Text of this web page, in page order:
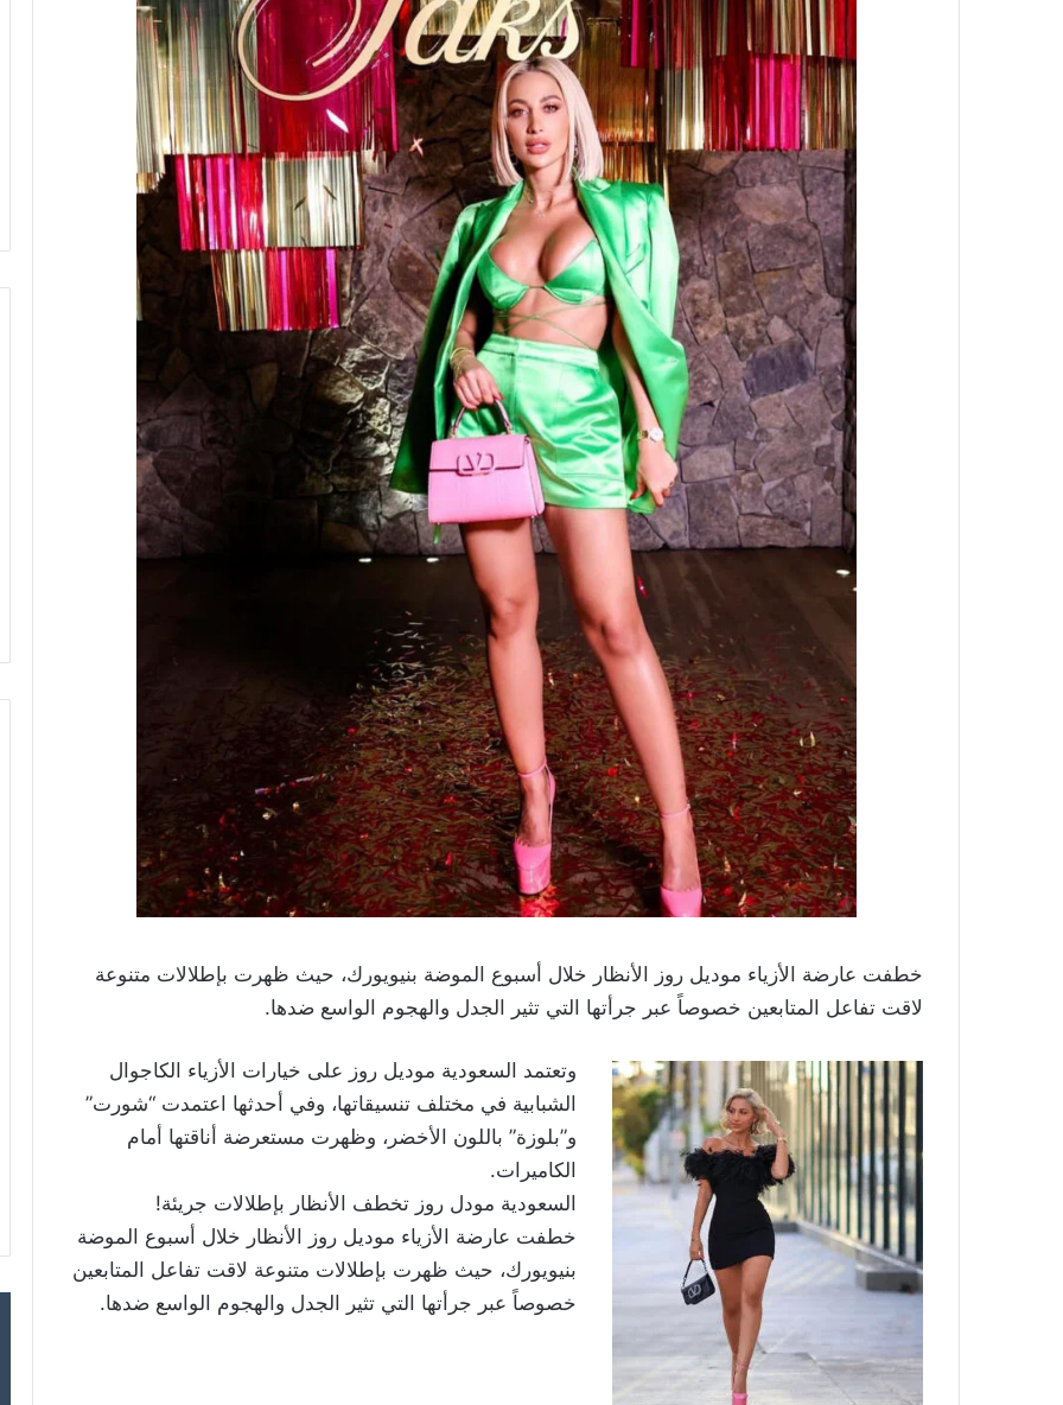
خطفت عارضة الأزياء موديل روز الأنظار خلال أسبوع الموضة بنيويورك، حيث ظهرت بإطلالات متنوعة
لاقت تفاعل المتابعين خصوصاً عبر جرأتها التي تثير الجدل والهجوم الواسع ضدها.
وتعتمد السعودية موديل روز على خيارات الأزياء الكاجوال
الشبابية في مختلف تنسيقاتها، وفي أحدثها اعتمدت “شورت”
و”بلوزة” باللون الأخضر، وظهرت مستعرضة أناقتها أمام
الكاميرات.
السعودية مودل روز تخطف الأنظار بإطلالات جريئة!
خطفت عارضة الأزياء موديل روز الأنظار خلال أسبوع الموضة
بنيويورك، حيث ظهرت بإطلالات متنوعة لاقت تفاعل المتابعين
خصوصاً عبر جرأتها التي تثير الجدل والهجوم الواسع ضدها.
كانت
تحب
القطط
أغسطس 7, 2025
لأن زوجته كانت تحب القطط